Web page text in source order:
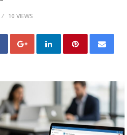
10 VIEWS